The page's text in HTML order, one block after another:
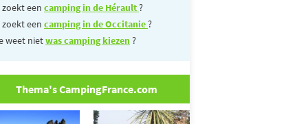
zoekt een camping in de Hérault?
zoekt een camping in de Occitanie?
weet nietwas camping kiezen?
Thema's CampingFrance.com